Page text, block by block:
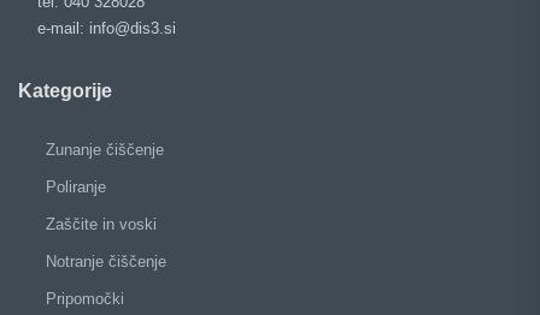
e-mail: info@dis3.si
Kategorije
Zunanje čiščenje
Poliranje
Zaščite in voski
Notranje čiščenje
Pripomočki